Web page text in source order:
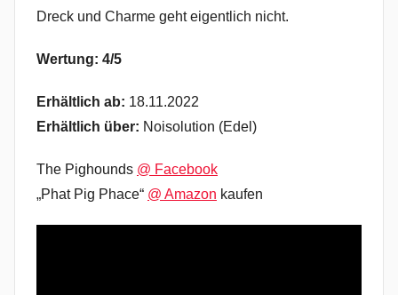
Dreck und Charme geht eigentlich nicht.
Wertung: 4/5
Erhältlich ab: 18.11.2022
Erhältlich über: Noisolution (Edel)
The Pighounds @ Facebook
„Phat Pig Phace“ @ Amazon kaufen